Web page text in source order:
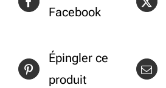
Facebook
Épingler ce
produit